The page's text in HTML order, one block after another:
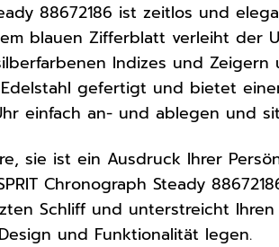
88672186 ist zeitlos und
blauen Zifferblatt verleiht der
Indizes und Zeigern
gefertigt und bietet
einfach an- und ablegen und
sie ist ein Ausdruck Ihrer
Chronograph Steady
Schliff und unterstreicht
und Funktionalität legen.